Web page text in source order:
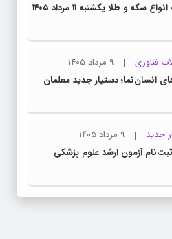
سکه و طلا یکشنبه ۱۱ مرداد ۱۴۰۵
فناوری
۹ مرداد ۱۴۰۵
انسان‌نما؛ دستیار جدید معلمان
جدید
۹ مرداد ۱۴۰۵
آزمون ارشد علوم پزشکی